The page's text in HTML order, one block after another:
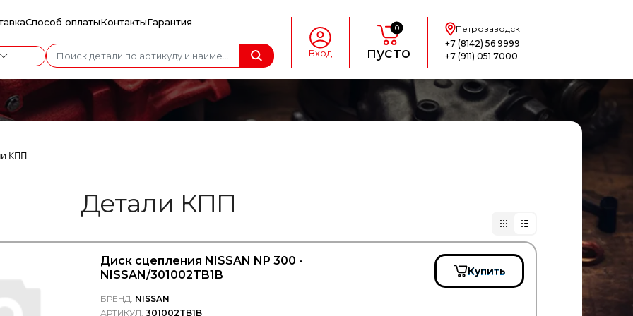
Способ оплатыКонтактыГарантия
Вход
0
пусто
Петрозаводск
+7 (8142) 56 9999
+7 (911) 051 7000
КПП
Детали КПП
Диск сцепления NISSAN NP 300 -
NISSAN/301002TB1B
БРЕНД: NISSAN
АРТИКУЛ:301002TB1B
Купить